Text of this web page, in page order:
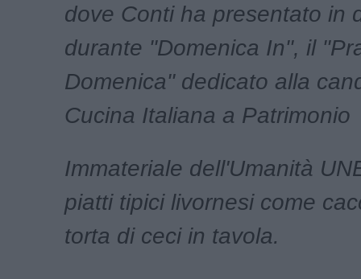
dove Conti ha presentato in
durante "Domenica In", il
Domenica" dedicato alla
Cucina Italiana a Patrimonio
Immateriale dell'Umanità
piatti tipici livornesi come
torta di ceci in tavola.